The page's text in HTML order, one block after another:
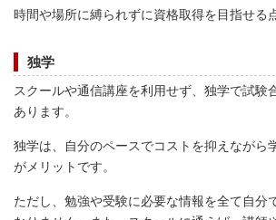
時間や場所に縛られずに資格取得を目指せる
独学
スクールや通信講座を利用せず、独学で試験
あります。
独学は、自分のペースでコストを抑えながら
がメリットです。
ただし、勉強や受験に必要な情報を全て自分